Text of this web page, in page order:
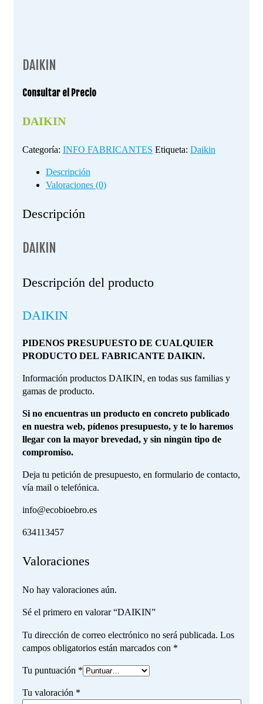
DAIKIN
Consultar el Precio
DAIKIN
Categoría: INFO FABRICANTES Etiqueta: Daikin
Descripción
Valoraciones (0)
Descripción
DAIKIN
Descripción del producto
DAIKIN
PIDENOS PRESUPUESTO DE CUALQUIER
PRODUCTO DEL FABRICANTE DAIKIN.
Información productos DAIKIN, en todas sus familias y
gamas de producto.
Si no encuentras un producto en concreto publicado
en nuestra web, pídenos presupuesto, y te lo haremos
llegar con la mayor brevedad, y sin ningún tipo de
compromiso.
Deja tu petición de presupuesto, en formulario de contacto,
vía mail o telefónica.
info@ecobioebro.es
634113457
Valoraciones
No hay valoraciones aún.
Sé el primero en valorar “DAIKIN”
Tu dirección de correo electrónico no será publicada. Los
campos obligatorios están marcados con *
Tu puntuación *
Tu valoración *